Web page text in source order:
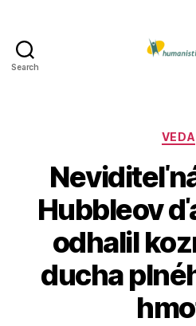
Search
VEDA
Hubbleov
odhalil
ducha